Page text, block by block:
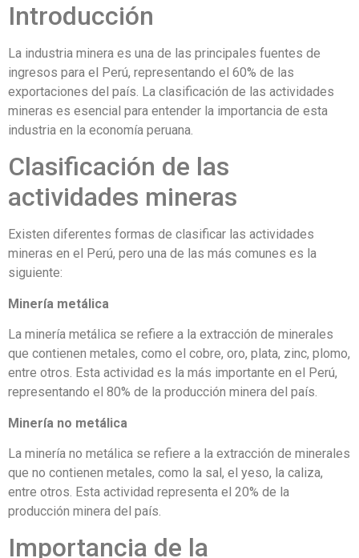
Introducción
La industria minera es una de las principales fuentes de
ingresos para el Perú, representando el 60% de las
exportaciones del país. La clasificación de las actividades
mineras es esencial para entender la importancia de esta
industria en la economía peruana.
Clasificación de las
actividades mineras
Existen diferentes formas de clasificar las actividades
mineras en el Perú, pero una de las más comunes es la
siguiente:
Minería metálica
La minería metálica se refiere a la extracción de minerales
que contienen metales, como el cobre, oro, plata, zinc, plomo,
entre otros. Esta actividad es la más importante en el Perú,
representando el 80% de la producción minera del país.
Minería no metálica
La minería no metálica se refiere a la extracción de minerales
que no contienen metales, como la sal, el yeso, la caliza,
entre otros. Esta actividad representa el 20% de la
producción minera del país.
Importancia de la